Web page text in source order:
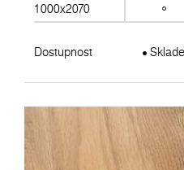
1000x2070
Dostupnost